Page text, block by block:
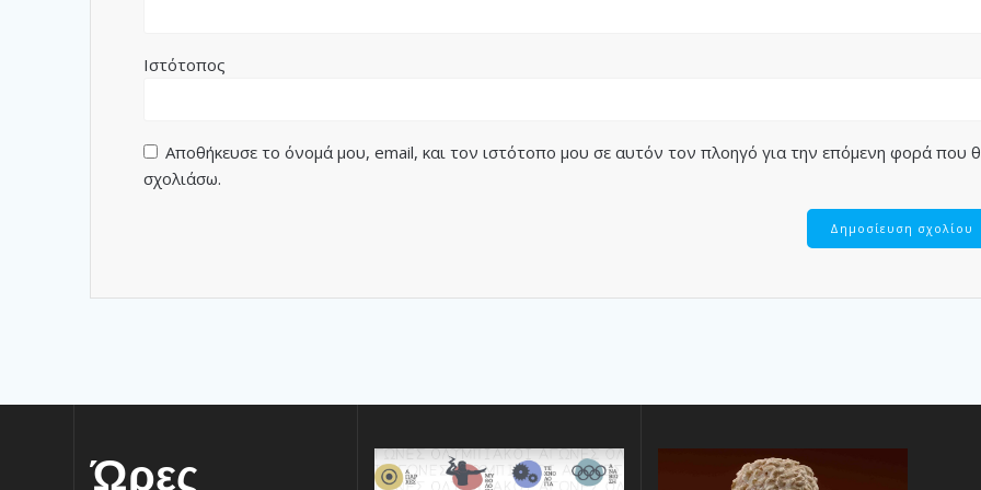
Ιστότοπος
Αποθήκευσε το όνομά μου, email, και τον ιστότοπο μου σε αυτόν τον πλοηγό για την επόμενη φορά που
σχολιάσω.
Ώρες